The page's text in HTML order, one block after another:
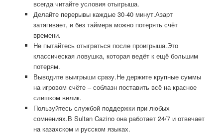
всегда читайте условия отыгрыша.
Делайте перерывы каждые 30-40 минут.Азарт
затягивает, и без таймера можно потерять счёт
времени.
Не пытайтесь отыграться после проигрыша.Это
классическая ловушка, которая ведёт к ещё большим
потерям.
Выводите выигрыши сразу.Не держите крупные суммы
на игровом счёте – соблазн поставить всё на красное
слишком велик.
Пользуйтесь службой поддержки при любых
сомнениях.В Sultan Cazino она работает 24/7 и отвечает
на казахском и русском языках.